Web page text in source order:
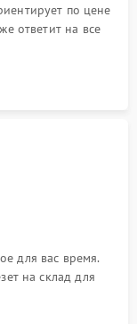
по цене
ответит на все
для вас время.
на склад для